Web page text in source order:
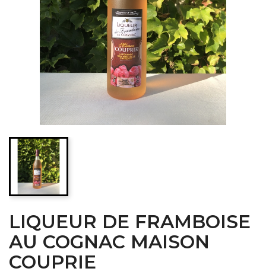
LIQUEUR DE FRAMBOISE
AU COGNAC MAISON
COUPRIE